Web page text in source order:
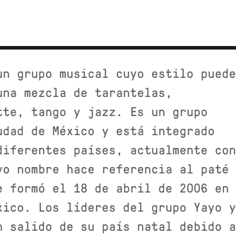
grupo musical cuyo estilo puede
mezcla de tarantelas,
tango y jazz. Es un grupo
de México y está integrado
países, actualmente con
nombre hace referencia al paté
el 18 de abril de 2006 en
Los líderes del grupo Yayo y
salido de su país natal debido a